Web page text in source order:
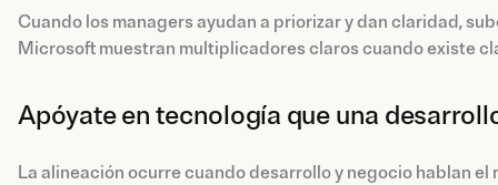
Cuando los managers ayudan a priorizar y dan claridad,
Microsoft muestran multiplicadores claros cuando existe
Apóyate en tecnología que una
La alineación ocurre cuando desarrollo y negocio hablan